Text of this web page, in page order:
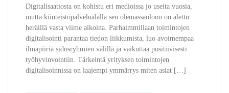
Digitalisaatiosta on kohistu eri medioissa jo useita vuosia,
mutta kiinteistöpalvelualalla sen olemassaoloon on alettu
heräillä vasta viime aikoina. Parhaimmillaan toimintojen
digitalisointi parantaa tiedon liikkumista, luo avoimempaa
ilmapiiriä sidosryhmien välillä ja vaikuttaa positiivisesti
työhyvinvointiin. Tärkeintä yrityksen toimintojen
digitalisoinnissa on laajempi ymmärrys miten asiat […]